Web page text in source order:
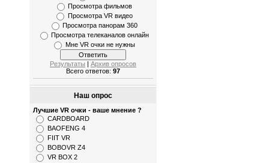
Просмотра фильмов
Просмотра VR видео
Просмотра панорам 360
Просмотра телеканалов онлайн
Мне VR очки не нужны
Результаты
Архив опросов
Всего ответов: 97
Наш опрос
Лучшие VR очки - ваше мнение ?
CARDBOARD
BAOFENG 4
FIIT VR
BOBOVR Z4
VR BOX 2